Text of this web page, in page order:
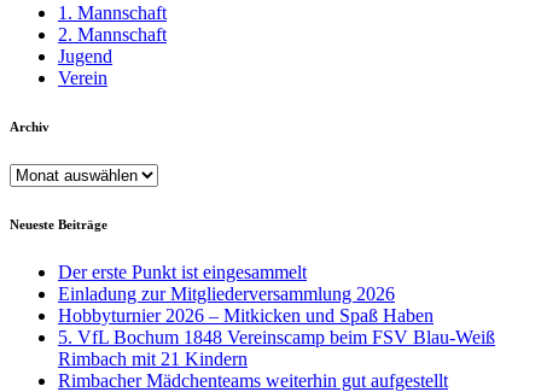
1. Mannschaft
2. Mannschaft
Jugend
Verein
Archiv
Archiv
Neueste Beiträge
Der erste Punkt ist eingesammelt
Einladung zur Mitgliederversammlung 2026
Hobbyturnier 2026 – Mitkicken und Spaß Haben
5. VfL Bochum 1848 Vereinscamp beim FSV Blau-Weiß
Rimbach mit 21 Kindern
Rimbacher Mädchenteams weiterhin gut aufgestellt